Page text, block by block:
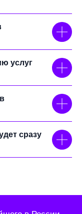
услуг
сразу
и